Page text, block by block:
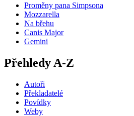
Proměny pana Simpsona
Mozzarella
Na břehu
Canis Major
Gemini
Přehledy A-Z
Autoři
Překladatelé
Povídky
Weby